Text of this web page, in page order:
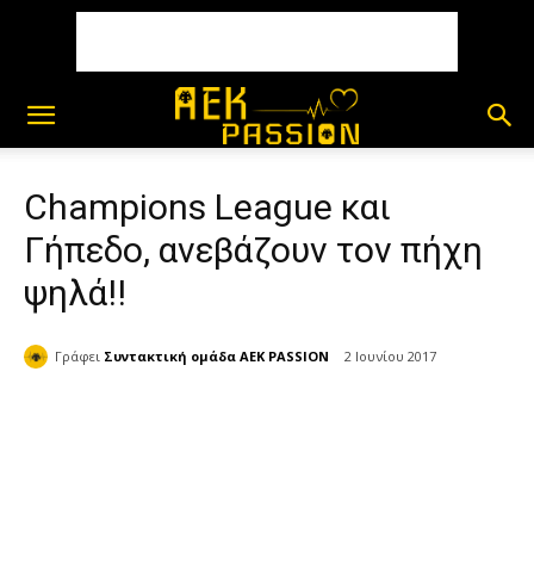
Champions League και
Γήπεδο, ανεβάζουν τον πήχη
ψηλά!!
Γράφει Συντακτική ομάδα AEK PASSION 2 Ιουνίου 2017